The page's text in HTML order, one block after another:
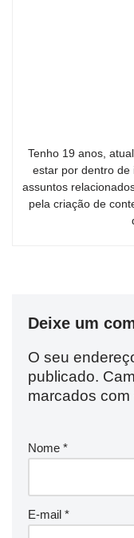
Tenho 19 anos,
estar por dentro de
assuntos
pela criação de
Deixe um
O seu
publicado.
marcados com
Nome *
E-mail *